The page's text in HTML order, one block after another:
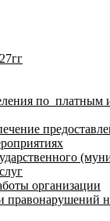
по
организации
правонарушений